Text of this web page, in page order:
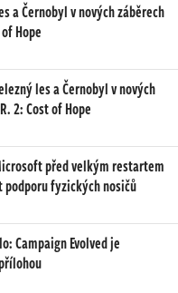
a Černobyl v nových záběrech
Hope
les a Černobyl v nových
2: Cost of Hope
před velkým restartem
podporu fyzických nosičů
Campaign Evolved je